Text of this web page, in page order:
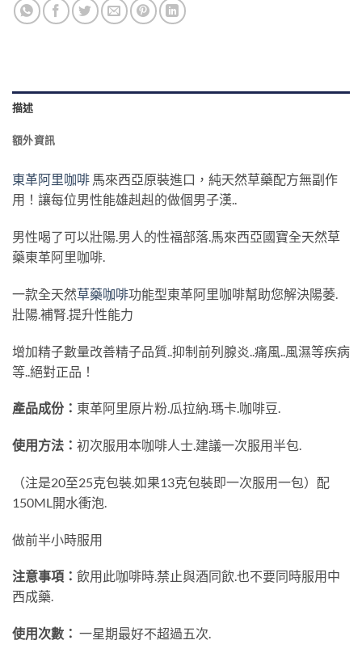
描述
額外資訊
東革阿里咖啡 馬來西亞原裝進口，純天然草藥配方無副作
用！讓每位男性能雄赳赳的做個男子漢..
男性喝了可以壯陽.男人的性福部落.馬來西亞國寶全天然草
藥東革阿里咖啡.
一款全天然草藥咖啡功能型東革阿里咖啡幫助您解決陽萎.
壯陽.補腎.提升性能力
增加精子數量改善精子品質..抑制前列腺炎..痛風..風濕等疾病
等..絕對正品！
產品成份： 東革阿里原片粉.瓜拉納.瑪卡.咖啡豆.
使用方法： 初次服用本咖啡人士.建議一次服用半包.
（注是20至25克包裝.如果13克包裝即一次服用一包）配
150ML開水衝泡.
做前半小時服用
注意事項： 飲用此咖啡時.禁止與酒同飲.也不要同時服用中
西成藥.
使用次數： 一星期最好不超過五次.